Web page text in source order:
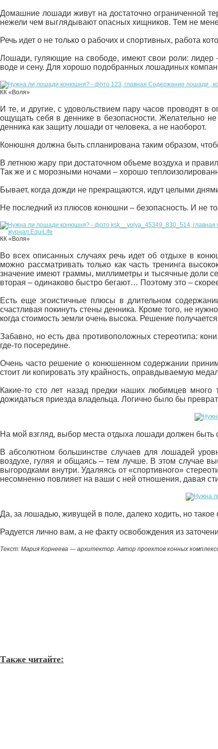
Домашние лошади живут на достаточно ограниченной
нежели чем выглядывают опасных хищников. Тем не
Речь идет о не только о рабочих и спортивных, работа
Лошади, гуляющие на свободе, имеют свои роли: лидер
воде и сену. Для хорошо подобранных лошадиных
КК «Воля»
И те, и другие, с удовольствием пару часов проводят
ощущать себя в деннике в безопасности. Желательно
денника как защиту лошади от человека, а не наоборот.
Конюшня должна быть спланирована таким образом,
В летнюю жару при достаточном объеме воздуха и
Так же и с морозными ночами – хорошо
Бывает, когда дожди не прекращаются, идут целыми
Не последний из плюсов конюшни – безопасность. И не
КК «Воля»
Во всех описанных случаях речь идет об отдыхе в
можно рассматривать только как часть тренинга
значение имеют граммы, миллиметры и тысячные доли
вторая – одинаково быстро бегают… Поэтому это –
Есть еще эгоистичные плюсы в длительном
счастливая покинуть стены денника. Кроме того, не
когда стоимость земли очень высока. Решение
Забавно, но есть два противоположных стереотипа:
где-то посередине.
Очень часто решение о конюшенном содержании
стоит ли копировать эту крайность, оправдываемую
Какие-то сто лет назад предки наших любимцев
дожидаться приезда владельца. Логично было бы
На мой взгляд, выбор места отдыха лошади должен быть
В абсолютном большинстве случаев для лошадей
воздухе, гуляя и общаясь – тем лучше. В этом случае
выгородками внутри. Удаляясь от «спортивного»
несомненно повлияет на ваши с ней отношения, давая
Да, за лошадью, живущей в поле, далеко ходить, но такое
Радуется лично вам, а не факту освобождения из
Текст: Мария Корнеева — архитектор. Автор проектов конных
Также читайте: